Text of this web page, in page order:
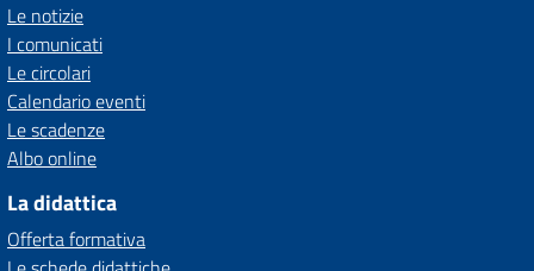
Le notizie
I comunicati
Le circolari
Calendario eventi
Le scadenze
Albo online
La didattica
Offerta formativa